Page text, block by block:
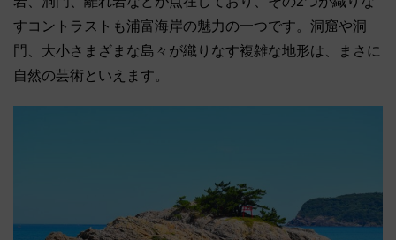
すコントラストも浦富海岸の魅力の一つです。洞窟や洞
門、大小さまざまな島々が織りなす複雑な地形は、まさに
自然の芸術といえます。